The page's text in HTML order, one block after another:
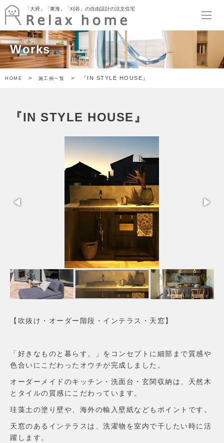
「大府」「東海」「刈谷」の自由設計の注文住宅
HOME
最新情報
イベント
暮らしのトピックス
Relax home ブログ
terrace side kitchen HOUSE
ぬりかべW断熱スタイル
キャンバススタイル
施工事例
アフターメンテナンス・保証
土地・分譲住宅
土地から探す
分譲住宅
会社概要
スタッフ紹介
お客様の声
よくあるご質問
お問合せ
「大府」「東海」「刈谷」の自由設計の注文住宅
Works
HOME > 施工例一覧 > 『IN STYLE HOUSE』
『IN STYLE HOUSE』
【吹抜け・オーダー階段・インテラス・天窓】
「好きなものと暮らす。」をコンセプトに細部まで質感や
色合いにこだわったオウチが完成しました。
オーダーメイドのキッチン・洗面台・玄関収納は、天然木
とタイルの質感にこだわっています。
珪藻土の塗り壁や、海外の輸入壁紙などもポイントです。
天窓のあるインテラスは、洗濯物を室内で干したい時に活
躍します。